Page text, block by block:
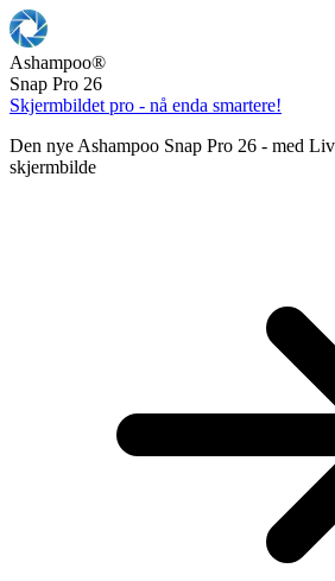
Ashampoo®
Snap Pro 26
Skjermbildet pro - nå enda smartere!
Den nye Ashampoo Snap Pro 26 - med
skjermbilde